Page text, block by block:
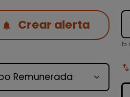
Crear alerta
de oferta swap_vert